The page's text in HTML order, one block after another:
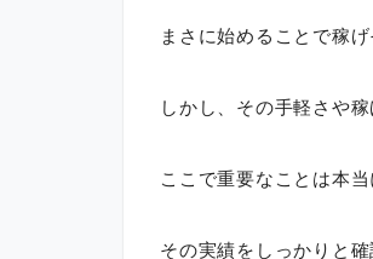
まさに始めることで稼
しかし、その手軽さや
ここで重要なことは本
その実績をしっかりと